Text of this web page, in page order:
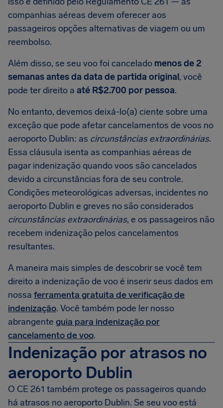
companhias aéreas devem oferecer aos
passageiros opções alternativas de viagem ou um
reembolso.
Além disso, se seu voo foi cancelado menos de 2
semanas antes da data de partida original, você
pode ter direito a até R$2.700 por pessoa.
No entanto, devemos deixá-lo(a) ciente sobre uma
exceção que pode afetar cancelamentos de voos no
aeroporto Dublin: as circunstâncias extraordinárias.
Essa cláusula isenta as companhias aéreas de
pagar indenização quando voos são cancelados
devido a circunstâncias fora de seu controle.
Condições meteorológicas adversas, incidentes no
aeroporto Dublin e greves no são considerados
circunstâncias extraordinárias, e os passageiros não
recebem indenização pelos cancelamentos
resultantes.
A maneira mais simples de descobrir se você tem
direito a indenização de voo é inserir seus dados em
nossa ferramenta gratuita de verificação de
indenização. Você também pode ler nosso
abrangente guia para indenização por
cancelamento de voo.
Indenização por atrasos no
aeroporto Dublin
O CE 261 também protege os passageiros quando
há atrasos no aeroporto Dublin. Se seu voo está